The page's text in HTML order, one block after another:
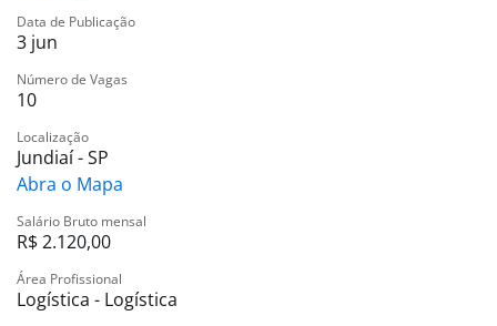
Data de Publicação
3 jun
Número de Vagas
10
Localização
Jundiaí - SP
Abra o Mapa
Salário Bruto mensal
R$ 2.120,00
Área Profissional
Logística - Logística